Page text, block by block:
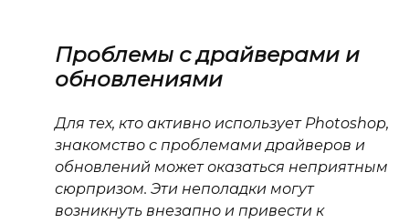
Проблемы с драйверами и
обновлениями
Для тех, кто активно использует Photoshop,
знакомство с проблемами драйверов и
обновлений может оказаться неприятным
сюрпризом. Эти неполадки могут
возникнуть внезапно и привести к